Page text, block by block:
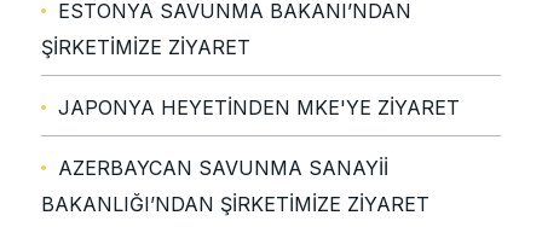
ESTONYA SAVUNMA BAKANI’NDAN
ŞİRKETİMİZE ZİYARET
JAPONYA HEYETİNDEN MKE'YE ZİYARET
AZERBAYCAN SAVUNMA SANAYİİ
BAKANLIĞI’NDAN ŞİRKETİMİZE ZİYARET